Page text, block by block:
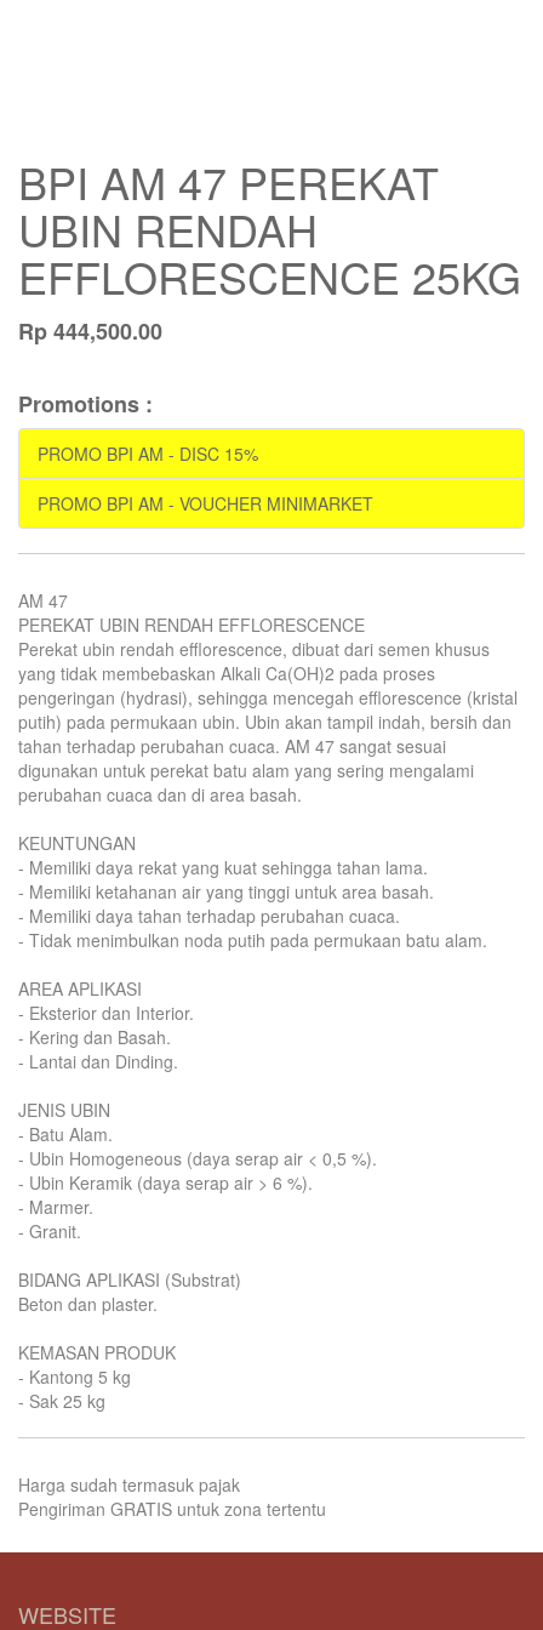
BPI AM 47 PEREKAT
UBIN RENDAH
EFFLORESCENCE 25KG
Rp444,500.00
Promotions :
PROMO BPI AM - DISC 15%
PROMO BPI AM - VOUCHER MINIMARKET
AM 47
PEREKAT UBIN RENDAH EFFLORESCENCE
Perekat ubin rendah efflorescence, dibuat dari semen khusus
yang tidak membebaskan Alkali Ca(OH)2 pada proses
pengeringan (hydrasi), sehingga mencegah efflorescence (kristal
putih) pada permukaan ubin. Ubin akan tampil indah, bersih dan
tahan terhadap perubahan cuaca. AM 47 sangat sesuai
digunakan untuk perekat batu alam yang sering mengalami
perubahan cuaca dan di area basah.
KEUNTUNGAN
- Memiliki daya rekat yang kuat sehingga tahan lama.
- Memiliki ketahanan air yang tinggi untuk area basah.
- Memiliki daya tahan terhadap perubahan cuaca.
- Tidak menimbulkan noda putih pada permukaan batu alam.
AREA APLIKASI
- Eksterior dan Interior.
- Kering dan Basah.
- Lantai dan Dinding.
JENIS UBIN
- Batu Alam.
- Ubin Homogeneous (daya serap air < 0,5 %).
- Ubin Keramik (daya serap air > 6 %).
- Marmer.
- Granit.
BIDANG APLIKASI (Substrat)
Beton dan plaster.
KEMASAN PRODUK
- Kantong 5 kg
- Sak 25 kg
Harga sudah termasuk pajak
Pengiriman GRATIS untuk zona tertentu
WEBSITE